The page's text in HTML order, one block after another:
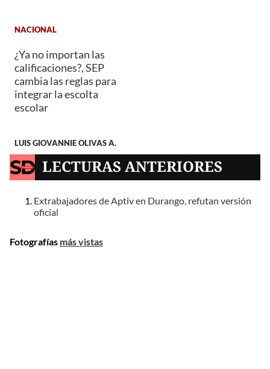
NACIONAL
¿Ya no importan las
calificaciones?, SEP
cambia las reglas para
integrar la escolta
escolar
LUIS GIOVANNIE OLIVAS A.
LECTURAS ANTERIORES
Extrabajadores de Aptiv en Durango, refutan versión
oficial
Fotografías más vistas